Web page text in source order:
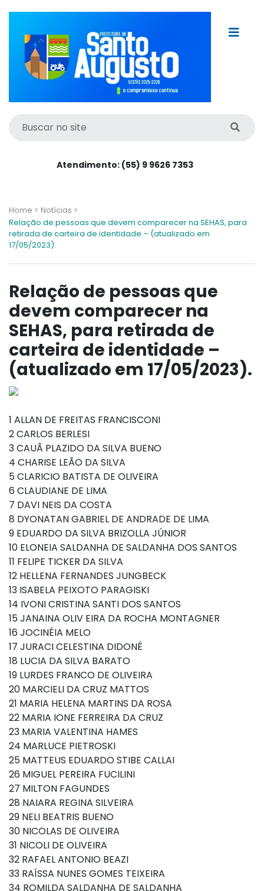
Atendimento: (55) 9 9626 7353
Home > Notícias >
Relação de pessoas que devem comparecer na SEHAS, para
retirada de carteira de identidade – (atualizado em
17/05/2023).
Relação de pessoas que
devem comparecer na
SEHAS, para retirada de
carteira de identidade –
(atualizado em 17/05/2023).
1 ALLAN DE FREITAS FRANCISCONI
2 CARLOS BERLESI
3 CAUÃ PLAZIDO DA SILVA BUENO
4 CHARISE LEÃO DA SILVA
5 CLARICIO BATISTA DE OLIVEIRA
6 CLAUDIANE DE LIMA
7 DAVI NEIS DA COSTA
8 DYONATAN GABRIEL DE ANDRADE DE LIMA
9 EDUARDO DA SILVA BRIZOLLA JÚNIOR
10 ELONEIA SALDANHA DE SALDANHA DOS SANTOS
11 FELIPE TICKER DA SILVA
12 HELLENA FERNANDES JUNGBECK
13 ISABELA PEIXOTO PARAGISKI
14 IVONI CRISTINA SANTI DOS SANTOS
15 JANAINA OLIV EIRA DA ROCHA MONTAGNER
16 JOCINÉIA MELO
17 JURACI CELESTINA DIDONÉ
18 LUCIA DA SILVA BARATO
19 LURDES FRANCO DE OLIVEIRA
20 MARCIELI DA CRUZ MATTOS
21 MARIA HELENA MARTINS DA ROSA
22 MARIA IONE FERREIRA DA CRUZ
23 MARIA VALENTINA HAMES
24 MARLUCE PIETROSKI
25 MATTEUS EDUARDO STIBE CALLAI
26 MIGUEL PEREIRA FUCILINI
27 MILTON FAGUNDES
28 NAIARA REGINA SILVEIRA
29 NELI BEATRIS BUENO
30 NICOLAS DE OLIVEIRA
31 NICOLI DE OLIVEIRA
32 RAFAEL ANTONIO BEAZI
33 RAÍSSA NUNES GOMES TEIXEIRA
34 ROMILDA SALDANHA DE SALDANHA